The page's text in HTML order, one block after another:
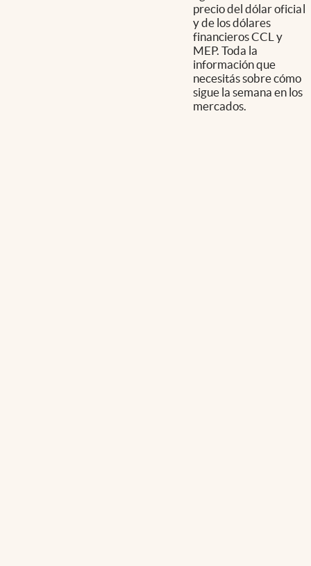
precio del dólar oficial
y de los dólares
financieros CCL y
MEP. Toda la
información que
necesitás sobre cómo
sigue la semana en los
mercados.